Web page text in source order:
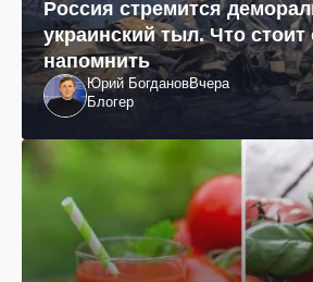
Россия стремится
украинский тыл. Что стоит
напомнить
Юрий БогдановВчера
Блогер